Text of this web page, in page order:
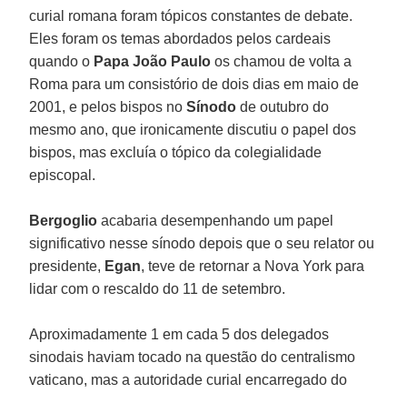
curial romana foram tópicos constantes de debate.
Eles foram os temas abordados pelos cardeais
quando o Papa João Paulo os chamou de volta a
Roma para um consistório de dois dias em maio de
2001, e pelos bispos noSínodo de outubro do
mesmo ano, que ironicamente discutiu o papel dos
bispos, mas excluía o tópico da colegialidade
episcopal.
Bergoglio acabaria desempenhando um papel
significativo nesse sínodo depois que o seu relator ou
presidente, Egan, teve de retornar a Nova York para
lidar com o rescaldo do 11 de setembro.
Aproximadamente 1 em cada 5 dos delegados
sinodais haviam tocado na questão do centralismo
vaticano, mas a autoridade curial encarregado do